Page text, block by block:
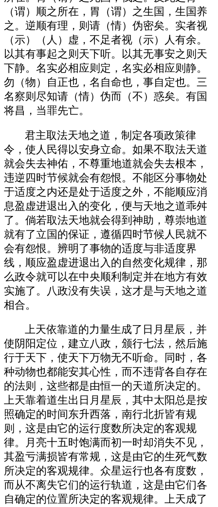
（谓）顺之所在，胃（谓）之生国，生国养
之。逆顺有理，则请（情）伪密矣。实者视
（示）（人）虚，不足者视（示）人有余。
以其有事起之则天下听。以其无事安之则天
下静。名实必相应则定，名实必相应则静。
勿（物）自正也，名自命也，事自定也。三
名察则尽知请（情）伪而（不）惑矣。有国
将昌，当罪先亡。
君主取法天地之道，制定各项政策律
令，使人民得以安身立命。如果不取法天道
就会失去神佑，不尊重地道就会失去根本，
违逆四时节候就会有怨恨。不能区分事物处
于适度之内还是处于适度之外，不能顺应消
息盈虚进退出入的变化，便与天地之道乖舛
了。倘若取法天地就会得到神助，尊崇地道
就有了立国的保证，遵循四时节候人民就不
会有怨恨。辨明了事物的适度与非适度界
线，顺应盈虚进退出入的自然变化规律，那
么政令就可以在中央顺利制定并在地方有效
实施了。八政没有失误，这才是与天地之道
相合。
上天依靠道的力量生成了日月星辰，并
使阴阳定位，建立八政，颁行七法，然后施
行于天下，使天下万物无不听命。同时，各
种动物也都能安其心性，而不违背各自存在
的法则，这些都是由恒一的天道所决定的。
上天靠着道生出日月星辰，其中太阳总是按
照确定的时间东升西落，南行北折皆有规
则，这是由它的运行度数所决定的客观规
律。月亮十五时饱满而初一时却消失不见，
其盈亏满损皆有常规，这是由它的生死气数
所决定的客观规律。众星运行也各有度数，
而从不离失它们的运行轨道，这是由它们各
自确定的位置所决定的客观规律。上天成了